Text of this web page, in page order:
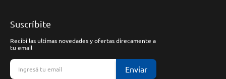
Suscríbite
Recibí las ultimas novedades y ofertas direcamente a
tu email
Enviar